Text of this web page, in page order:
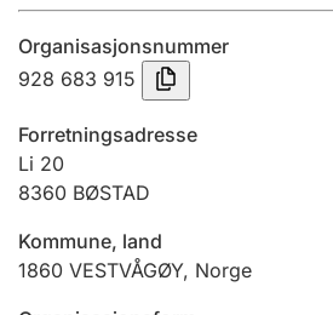
Innsending og forseinkingsgebyr
Tinglysing
Jeger
Organisasjonsnummer
928 683 915
Forretningsadresse
Li 20
8360 BØSTAD
Kommune, land
1860 VESTVÅGØY, Norge